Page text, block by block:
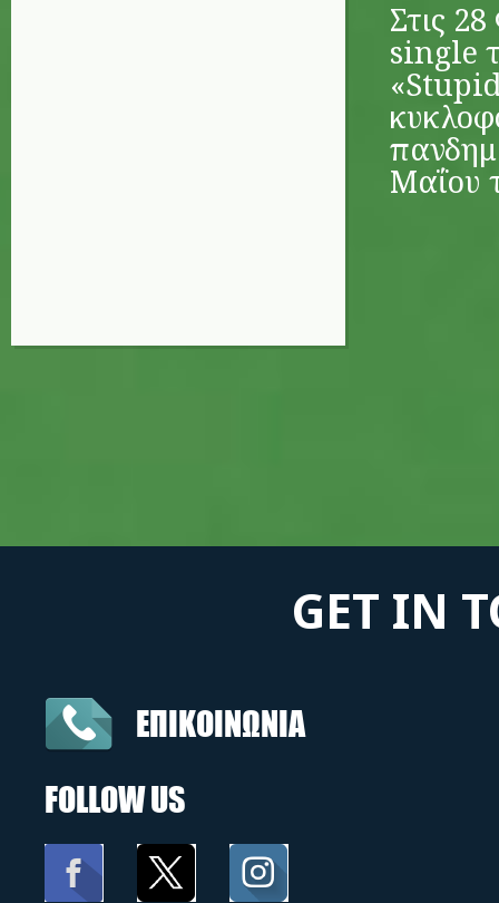
Στις
single
Μαΐου
GET IN
ΕΠΙΚΟΙΝΩΝΙΑ
FOLLOW US